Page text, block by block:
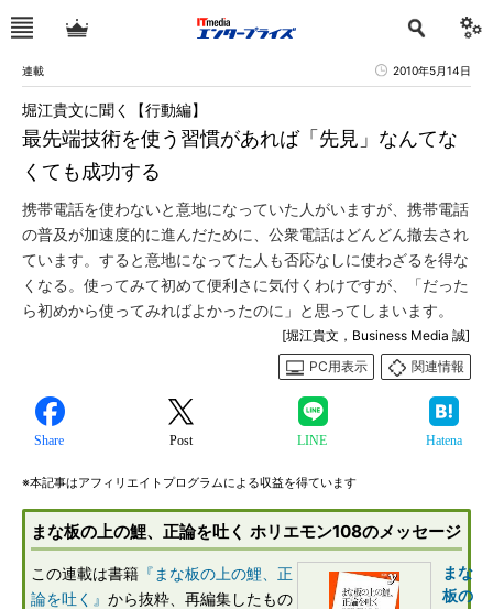
連載 2010年5月14日
最先端技術を使う習慣があれば「先見」なんてな
くても成功する
堀江貴文に聞く【行動編】
携帯電話を使わないと意地になっていた人がいますが、携帯電話
の普及が加速度的に進んだために、公衆電話はどんどん撤去され
ています。すると意地になってた人も否応なしに使わざるを得な
くなる。使ってみて初めて便利さに気付くわけですが、「だった
ら初めから使ってみればよかったのに」と思ってしまいます。
[堀江貴文，Business Media 誠]
PC用表示
関連情報
Share Post LINE Hatena
※本記事はアフィリエイトプログラムによる収益を得ています
まな板の上の鯉、正論を吐く ホリエモン108のメッセージ
まな
板の
この連載は書籍 『まな板の上の鯉、正
論を吐く』 から抜粋、再編集したもの